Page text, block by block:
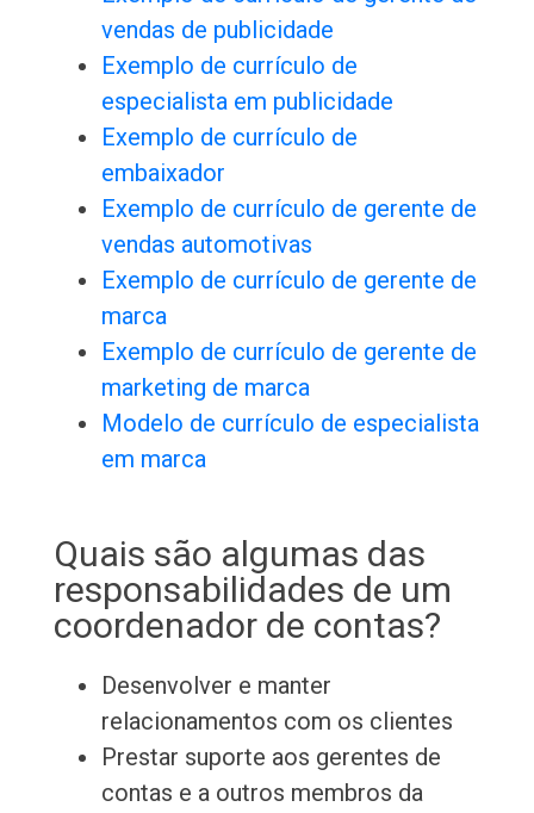
vendas de publicidade
Exemplo de currículo de
especialista em publicidade
Exemplo de currículo de
embaixador
Exemplo de currículo de gerente de
vendas automotivas
Exemplo de currículo de gerente de
marca
Exemplo de currículo de gerente de
marketing de marca
Modelo de currículo de especialista
em marca
Quais são algumas das
responsabilidades de um
coordenador de contas?
Desenvolver e manter
relacionamentos com os clientes
Prestar suporte aos gerentes de
contas e a outros membros da